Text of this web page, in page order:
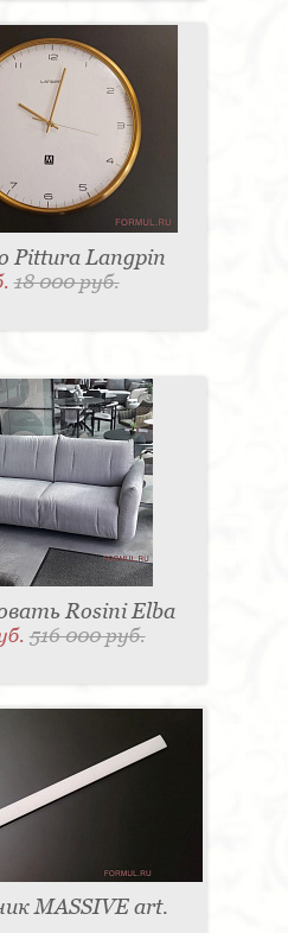
Pittura Langpin
18 000 руб.
Rosini Elba
516 000 руб.
MASSIVE art.